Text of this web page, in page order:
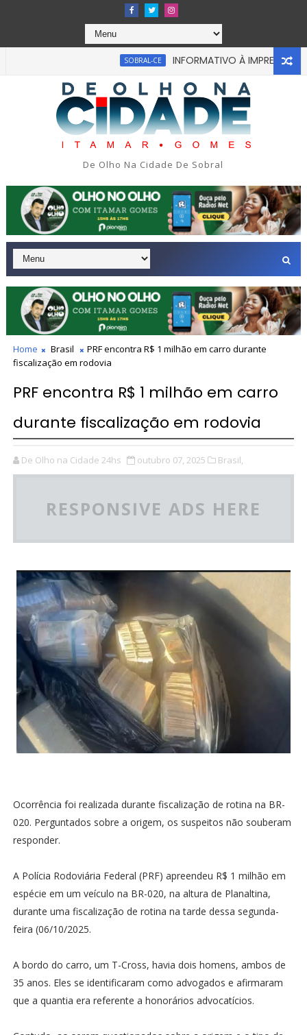
SOBRAL-CE INFORMATIVO À IMPRENSA
De Olho Na Cidade De Sobral
Home Brasil
PRF encontra R$ 1 milhão em carro durante
fiscalização em rodovia
PRF encontra R$ 1 milhão em carro
durante fiscalização em rodovia
De Olho na Cidade 24hs outubro 07, 2025 Brasil,
RESPONSIVE ADS HERE
Ocorrência foi realizada durante fiscalização de rotina na BR-
020. Perguntados sobre a origem, os suspeitos não souberam
responder.
A Polícia Rodoviária Federal (PRF) apreendeu R$ 1 milhão em
espécie em um veículo na BR-020, na altura de Planaltina,
durante uma fiscalização de rotina na tarde dessa segunda-
feira (06/10/2025.
A bordo do carro, um T-Cross, havia dois homens, ambos de
35 anos. Eles se identificaram como advogados e afirmaram
que a quantia era referente a honorários advocatícios.